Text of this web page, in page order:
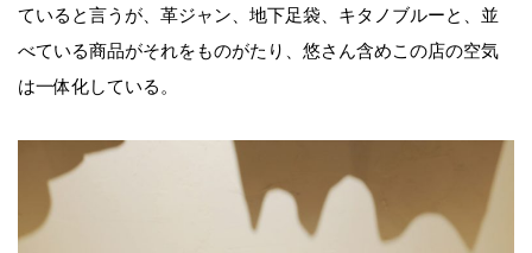
ていると言うが、革ジャン、地下足袋、キタノブルーと、並
べている商品がそれをものがたり、悠さん含めこの店の空気
は一体化している。